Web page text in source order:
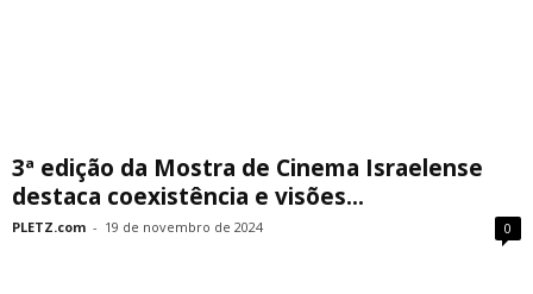
3ª edição da Mostra de Cinema Israelense
destaca coexistência e visões...
PLETZ.com - 19 de novembro de 2024 0